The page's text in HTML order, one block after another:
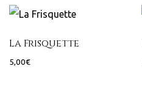
La Frisquette
5,00€
–